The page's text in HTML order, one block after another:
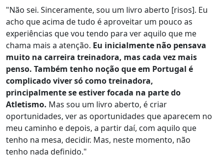
"Não sei. Sinceramente, sou um livro aberto [risos]. Eu
acho que acima de tudo é aproveitar um pouco as
experiências que vou tendo para ver aquilo que me
chama mais a atenção. Eu inicialmente não pensava
muito na carreira treinadora, mas cada vez mais
penso. Também tenho noção que em Portugal é
complicado viver só como treinadora,
principalmente se estiver focada na parte do
Atletismo. Mas sou um livro aberto, é criar
oportunidades, ver as oportunidades que aparecem no
meu caminho e depois, a partir daí, com aquilo que
tenho na mesa, decidir. Mas, neste momento, não
tenho nada definido."